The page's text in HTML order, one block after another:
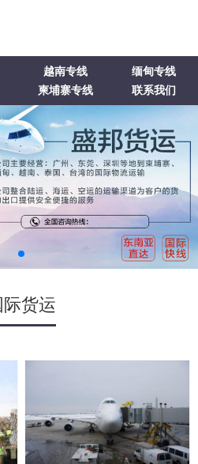
越南专线
缅甸专线
柬埔寨专线 联系我们
际货运